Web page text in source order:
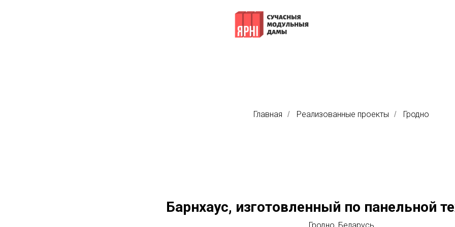
Главная / Реализованные проекты / Гродно
Барнхаус, изготовленный по панельной